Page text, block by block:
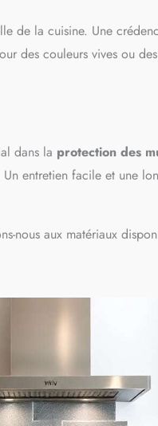
de la cuisine. Une
des couleurs vives ou
dans la protection des
entretien facile et une
nous aux matériaux